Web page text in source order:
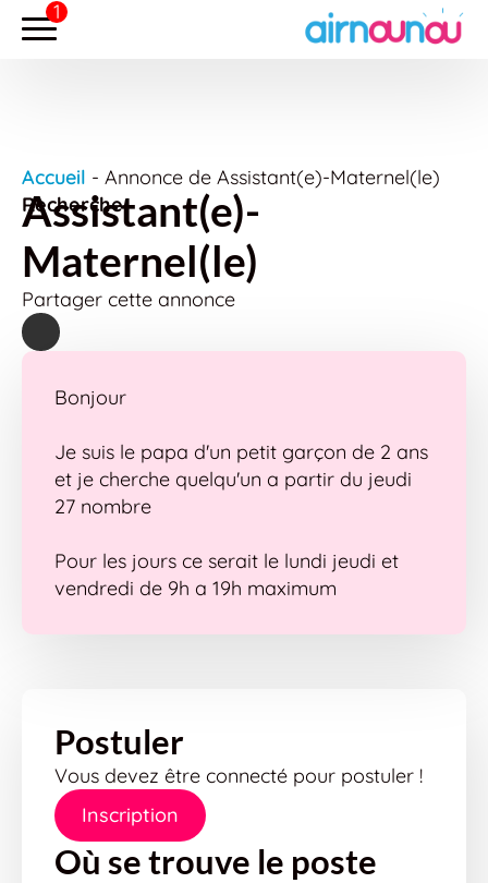
Accueil - Annonce de Assistant(e)-Maternel(le)
Recherche
Assistant(e)-
Maternel(le)
Partager cette annonce
Bonjour
Je suis le papa d'un petit garçon de 2 ans
et je cherche quelqu'un a partir du jeudi
27 nombre
Pour les jours ce serait le lundi jeudi et
vendredi de 9h a 19h maximum
Postuler
Vous devez être connecté pour postuler !
Inscription
Où se trouve le poste